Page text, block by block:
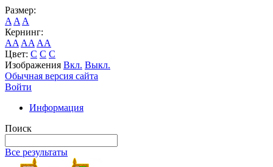
Размер:
A A A
Кернинг:
AA AA AA
Цвет: C C C
Изображения Вкл. Выкл.
Обычная версия сайта
Войти
Информация
Поиск
Все результаты